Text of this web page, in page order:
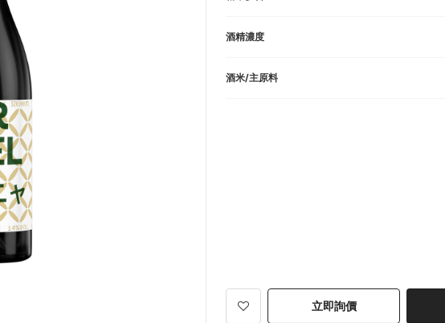
酒精濃度
酒米/主原料
立即詢價